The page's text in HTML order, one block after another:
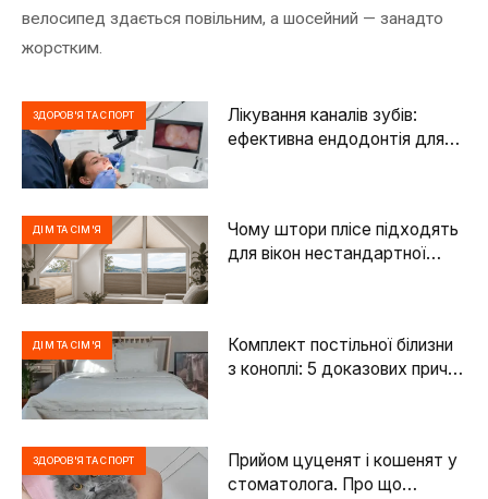
велосипед здається повільним, а шосейний — занадто
жорстким.
ЗДОРОВ'Я ТА СПОРТ
Лікування каналів зубів:
ефективна ендодонтія для
ДІМ ТА СІМ'Я
Чому штори плісе підходять
для вікон нестандартної
ДІМ ТА СІМ'Я
Комплект постільної білизни
з коноплі: 5 доказових причин
ЗДОРОВ'Я ТА СПОРТ
Прийом цуценят і кошенят у
стоматолога. Про що